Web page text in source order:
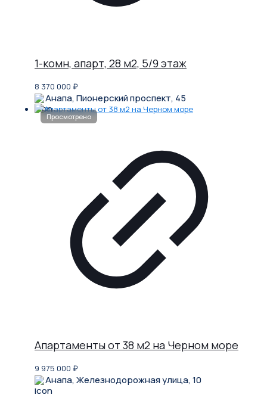
1-комн, апарт, 28 м2, 5/9 этаж
8 370 000 ₽
Анапа, Пионерский проспект, 45
Апартаменты от 38 м2 на Черном море
9 975 000 ₽
Анапа, Железнодорожная улица, 10